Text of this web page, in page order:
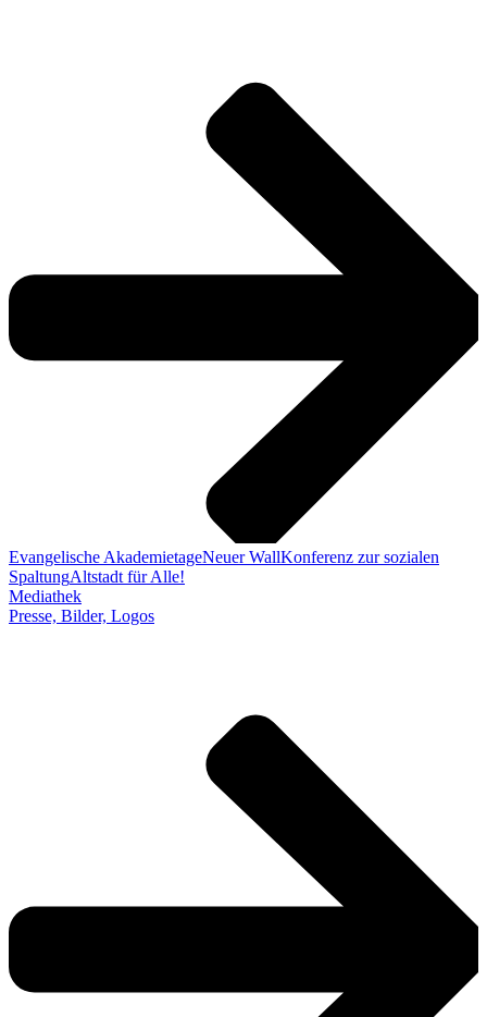
Evangelische AkademietageNeuer WallKonferenz zur sozialen
SpaltungAltstadt für Alle!
Mediathek
Presse, Bilder, Logos